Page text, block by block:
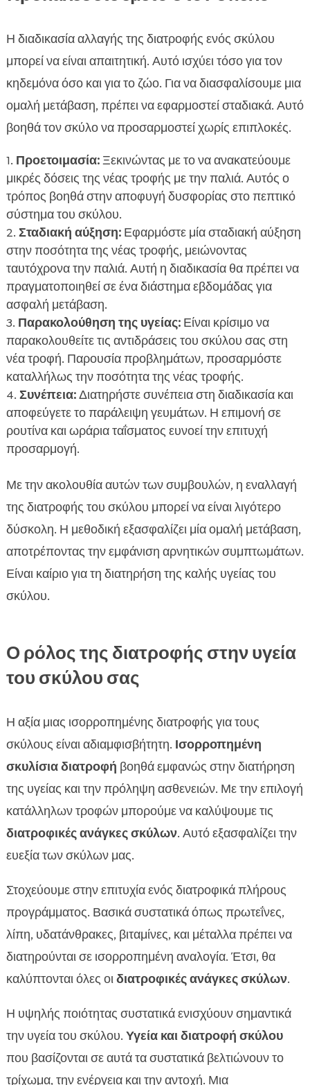
Η διαδικασία αλλαγής της διατροφής ενός σκύλου
μπορεί να είναι απαιτητική. Αυτό ισχύει τόσο για τον
κηδεμόνα όσο και για το ζώο. Για να διασφαλίσουμε μια
ομαλή μετάβαση, πρέπει να εφαρμοστεί σταδιακά. Αυτό
βοηθά τον σκύλο να προσαρμοστεί χωρίς επιπλοκές.
Προετοιμασία:Ξεκινώντας με το να ανακατεύουμε
μικρές δόσεις της νέας τροφής με την παλιά. Αυτός ο
τρόπος βοηθά στην αποφυγή δυσφορίας στο πεπτικό
σύστημα του σκύλου.
Σταδιακή αύξηση:Εφαρμόστε μία σταδιακή αύξηση
στην ποσότητα της νέας τροφής, μειώνοντας
ταυτόχρονα την παλιά. Αυτή η διαδικασία θα πρέπει να
πραγματοποιηθεί σε ένα διάστημα εβδομάδας για
ασφαλή μετάβαση.
Παρακολούθηση της υγείας:Είναι κρίσιμο να
παρακολουθείτε τις αντιδράσεις του σκύλου σας στη
νέα τροφή. Παρουσία προβλημάτων, προσαρμόστε
καταλλήλως την ποσότητα της νέας τροφής.
Συνέπεια:Διατηρήστε συνέπεια στη διαδικασία και
αποφεύγετε το παράλειψη γευμάτων. Η επιμονή σε
ρουτίνα και ωράρια ταΐσματος ευνοεί την επιτυχή
προσαρμογή.
Με την ακολουθία αυτών των συμβουλών, η εναλλαγή
της διατροφής του σκύλου μπορεί να είναι λιγότερο
δύσκολη. Η μεθοδική εξασφαλίζει μία ομαλή μετάβαση,
αποτρέποντας την εμφάνιση αρνητικών συμπτωμάτων.
Είναι καίριο για τη διατηρήση της καλής υγείας του
σκύλου.
Ο ρόλος της διατροφής στην υγεία
του σκύλου σας
Η αξία μιας ισορροπημένης διατροφής για τους
σκύλους είναι αδιαμφισβήτητη. Ισορροπημένη
σκυλίσια διατροφή βοηθά εμφανώς στην διατήρηση
της υγείας και την πρόληψη ασθενειών. Με την επιλογή
κατάλληλων τροφών μπορούμε να καλύψουμε τις
διατροφικές ανάγκες σκύλων. Αυτό εξασφαλίζει την
ευεξία των σκύλων μας.
Στοχεύουμε στην επιτυχία ενός διατροφικά πλήρους
προγράμματος. Βασικά συστατικά όπως πρωτεΐνες,
λίπη, υδατάνθρακες, βιταμίνες, και μέταλλα πρέπει να
διατηρούνται σε ισορροπημένη αναλογία. Έτσι, θα
καλύπτονται όλες οιδιατροφικές ανάγκες σκύλων.
Η υψηλής ποιότητας συστατικά ενισχύουν σημαντικά
την υγεία του σκύλου. Υγεία και διατροφή σκύλου
που βασίζονται σε αυτά τα συστατικά βελτιώνουν το
τρίχωμα, την ενέργεια και την αντοχή. Μια